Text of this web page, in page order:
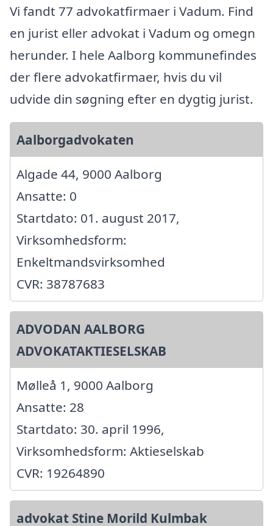
Vi fandt 77 advokatfirmaer i Vadum. Find
en jurist eller advokat i Vadum og omegn
herunder. I hele Aalborg kommunefindes
der flere advokatfirmaer, hvis du vil
udvide din søgning efter en dygtig jurist.
Aalborgadvokaten
Algade 44, 9000 Aalborg
Ansatte: 0
Startdato: 01. august 2017,
Virksomhedsform:
Enkeltmandsvirksomhed
CVR: 38787683
ADVODAN AALBORG
ADVOKATAKTIESELSKAB
Mølleå 1, 9000 Aalborg
Ansatte: 28
Startdato: 30. april 1996,
Virksomhedsform: Aktieselskab
CVR: 19264890
advokat Stine Morild Kulmbak